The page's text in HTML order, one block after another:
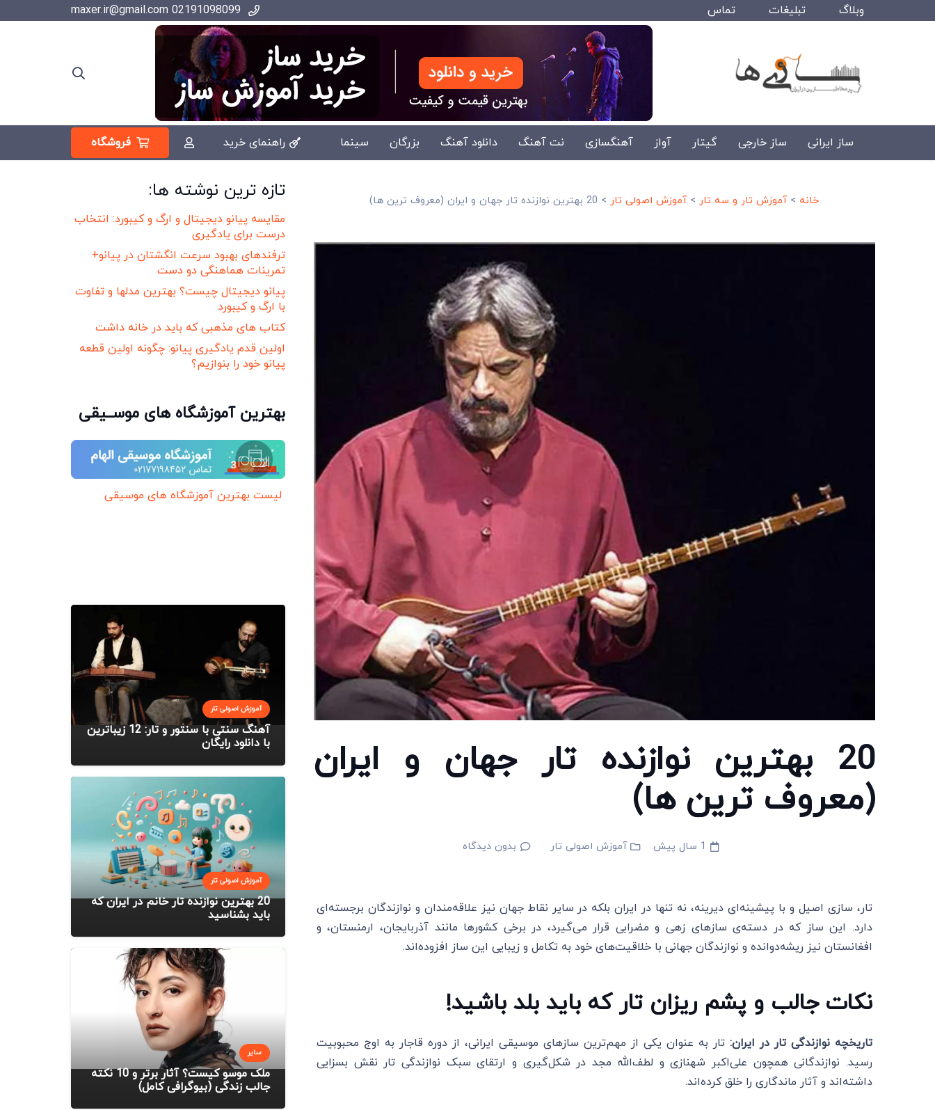
وبلاگ تبلیغات تماس
ساز ایرانی ساز خارجی گیتار آواز آهنگسازی نت آهنگ دانلود آهنگ بزرگان سینما راهنمای خرید فروشگاه
خانه >آموزش تار و سه تار>آموزش اصولی تار> 20 بهترین نوازنده تار جهان و ایران (معروف ترین ها)
20 بهترین نوازنده تار جهان و ایران
(معروف ترین ها)
1 سال پیش آموزش اصولی تار بدون دیدگاه
تار، سازی اصیل و با پیشینه‌ای دیرینه، نه تنها در ایران بلکه در سایر نقاط جهان نیز علاقه‌مندان و نوازندگان برجسته‌ای
دارد. این ساز که در دسته‌ی سازهای زهی و مضرابی قرار می‌گیرد، در برخی کشورها مانند آذربایجان، ارمنستان، و
افغانستان نیز ریشه‌دوانده و نوازندگان جهانی با خلاقیت‌های خود به تکامل و زیبایی این ساز افزوده‌اند.
نکات جالب و پشم ریزان تار که باید بلد باشید!
تاریخچه نوازندگی تار در ایران:تار به عنوان یکی از مهم‌ترین سازهای موسیقی ایرانی، از دوره قاجار به اوج محبوبیت
رسید. نوازندگانی همچون علی‌اکبر شهنازی و لطف‌الله مجد در شکل‌گیری و ارتقای سبک نوازندگی تار نقش بسزایی
داشته‌اند و آثار ماندگاری را خلق کرده‌اند.
تازه ترین نوشته ها:
مقایسه پیانو دیجیتال و ارگ و کیبورد: انتخاب
درست برای یادگیری
ترفندهای بهبود سرعت انگشتان در پیانو+
تمرینات هماهنگی دو دست
پیانو دیجیتال چیست؟ بهترین مدلها و تفاوت
با ارگ و کیبورد
کتاب های مذهبی که باید در خانه داشت
اولین قدم یادگیری پیانو: چگونه اولین قطعه
پیانو خود را بنوازیم؟
بهترین آموزشگاه های موســیقی
لیست بهترین آموزشگاه های موسیقی
آموزش اصولی تار
آهنگ سنتی با سنتور و تار: 12 زیباترین
با دانلود رایگان
آموزش اصولی تار
20 بهترین نوازنده تار خانم در ایران که
باید بشناسید
سایر
ملک موسو کیست؟ آثار برتر و 10 نکته
جالب زندگی (بیوگرافی کامل)